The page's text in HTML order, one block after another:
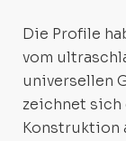
Die Profile
vom
universellen
zeichnet
Konstruktion